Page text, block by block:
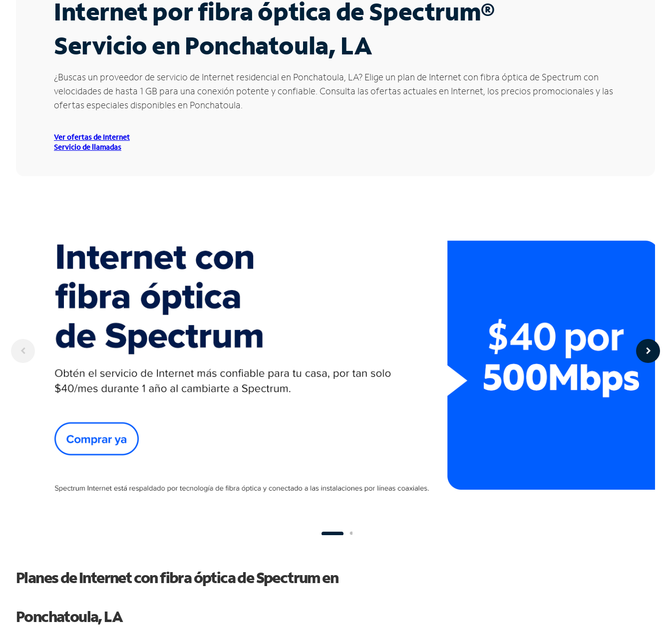
Internet por fibra óptica de Spectrum®
Servicio en Ponchatoula, LA
¿Buscas un proveedor de servicio de Internet residencial en Ponchatoula, LA? Elige un plan de Internet con fibra óptica de Spectrum con
velocidades de hasta 1 GB para una conexión potente y confiable. Consulta las ofertas actuales en Internet, los precios promocionales y las
ofertas especiales disponibles en Ponchatoula.
Ver ofertas de Internet
Servicio de llamadas
Planes de Internet con fibra óptica de Spectrum en
Ponchatoula, LA